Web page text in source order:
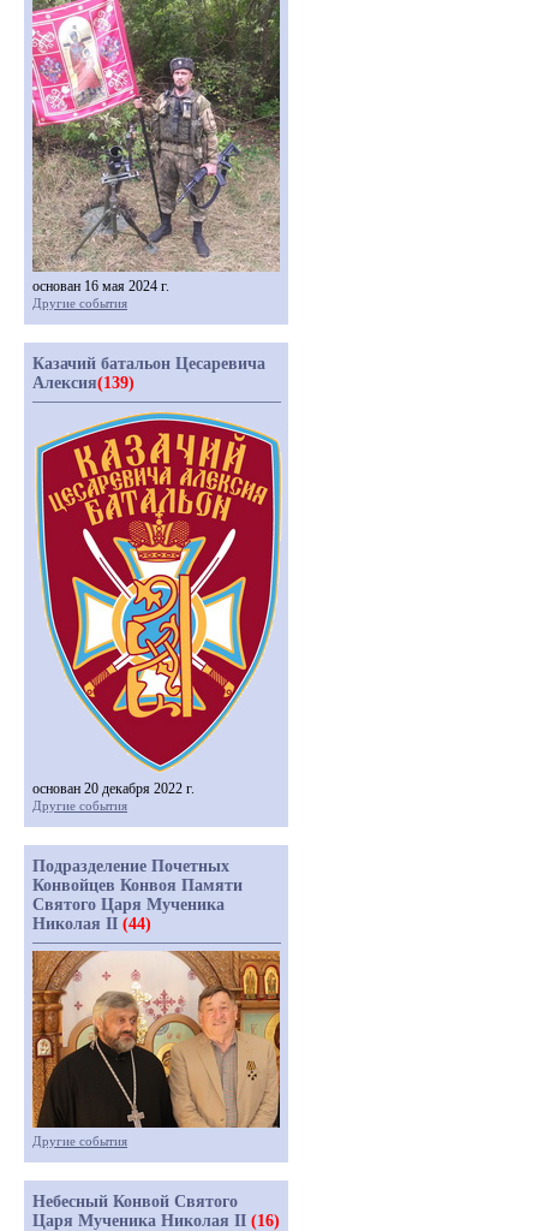
основан 16 мая 2024 г.
Другие события
Казачий батальон Цесаревича
Алексия(139)
основан 20 декабря 2022 г.
Другие события
Подразделение Почетных
Конвойцев Конвоя Памяти
Святого Царя Мученика
Николая II (44)
Другие события
Небесный Конвой Святого
Царя Мученика Николая II (16)